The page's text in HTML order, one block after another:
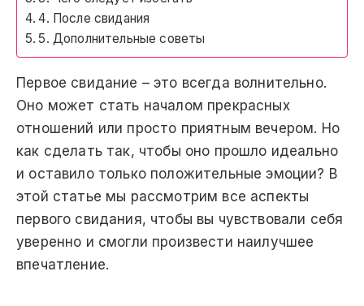
4. После свидания
5. Дополнительные советы
Первое свидание – это всегда волнительно.
Оно может стать началом прекрасных
отношений или просто приятным вечером. Но
как сделать так, чтобы оно прошло идеально
и оставило только положительные эмоции? В
этой статье мы рассмотрим все аспекты
первого свидания, чтобы вы чувствовали себя
уверенно и смогли произвести наилучшее
впечатление.